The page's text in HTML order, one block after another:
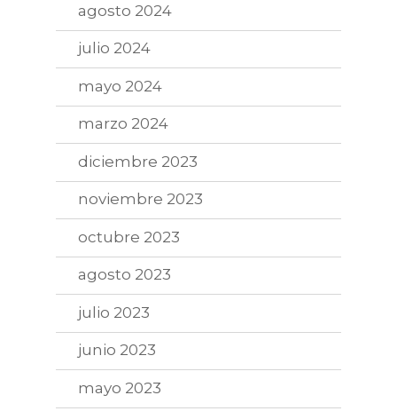
agosto 2024
julio 2024
mayo 2024
marzo 2024
diciembre 2023
noviembre 2023
octubre 2023
agosto 2023
julio 2023
junio 2023
mayo 2023